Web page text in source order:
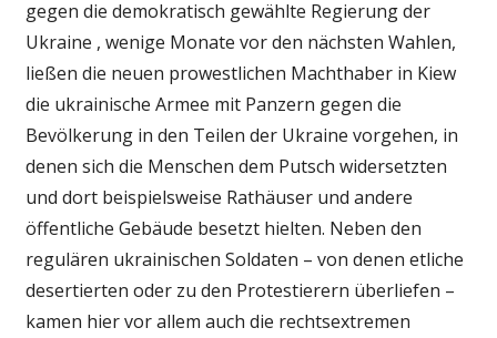
gegen die demokratisch gewählte Regierung der
Ukraine , wenige Monate vor den nächsten Wahlen,
ließen die neuen prowestlichen Machthaber in Kiew
die ukrainische Armee mit Panzern gegen die
Bevölkerung in den Teilen der Ukraine vorgehen, in
denen sich die Menschen dem Putsch widersetzten
und dort beispielsweise Rathäuser und andere
öffentliche Gebäude besetzt hielten. Neben den
regulären ukrainischen Soldaten – von denen etliche
desertierten oder zu den Protestierern überliefen –
kamen hier vor allem auch die rechtsextremen